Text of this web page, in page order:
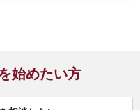
始めたい方